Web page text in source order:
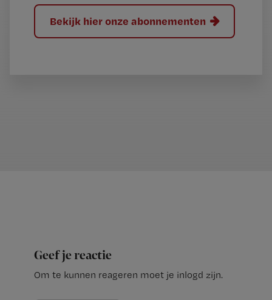
Bekijk hier onze abonnementen
Geef je reactie
Om te kunnen reageren moet je inlogd zijn.